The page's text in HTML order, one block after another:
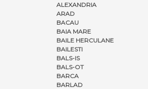
ALEXANDRIA
ARAD
BACAU
BAIA MARE
BAILE HERCULANE
BAILESTI
BALS-IS
BALS-OT
BARCA
BARLAD